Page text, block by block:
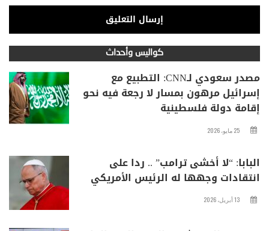
كواليس وأحداث
مصدر سعودي لـCNN: التطبيع مع
إسرائيل مرهون بمسار لا رجعة فيه نحو
إقامة دولة فلسطينية
25 مايو، 2026
البابا: “لا أخشى ترامب” .. ردا على
انتقادات وجهها له الرئيس الأمريكي
13 أبريل، 2026